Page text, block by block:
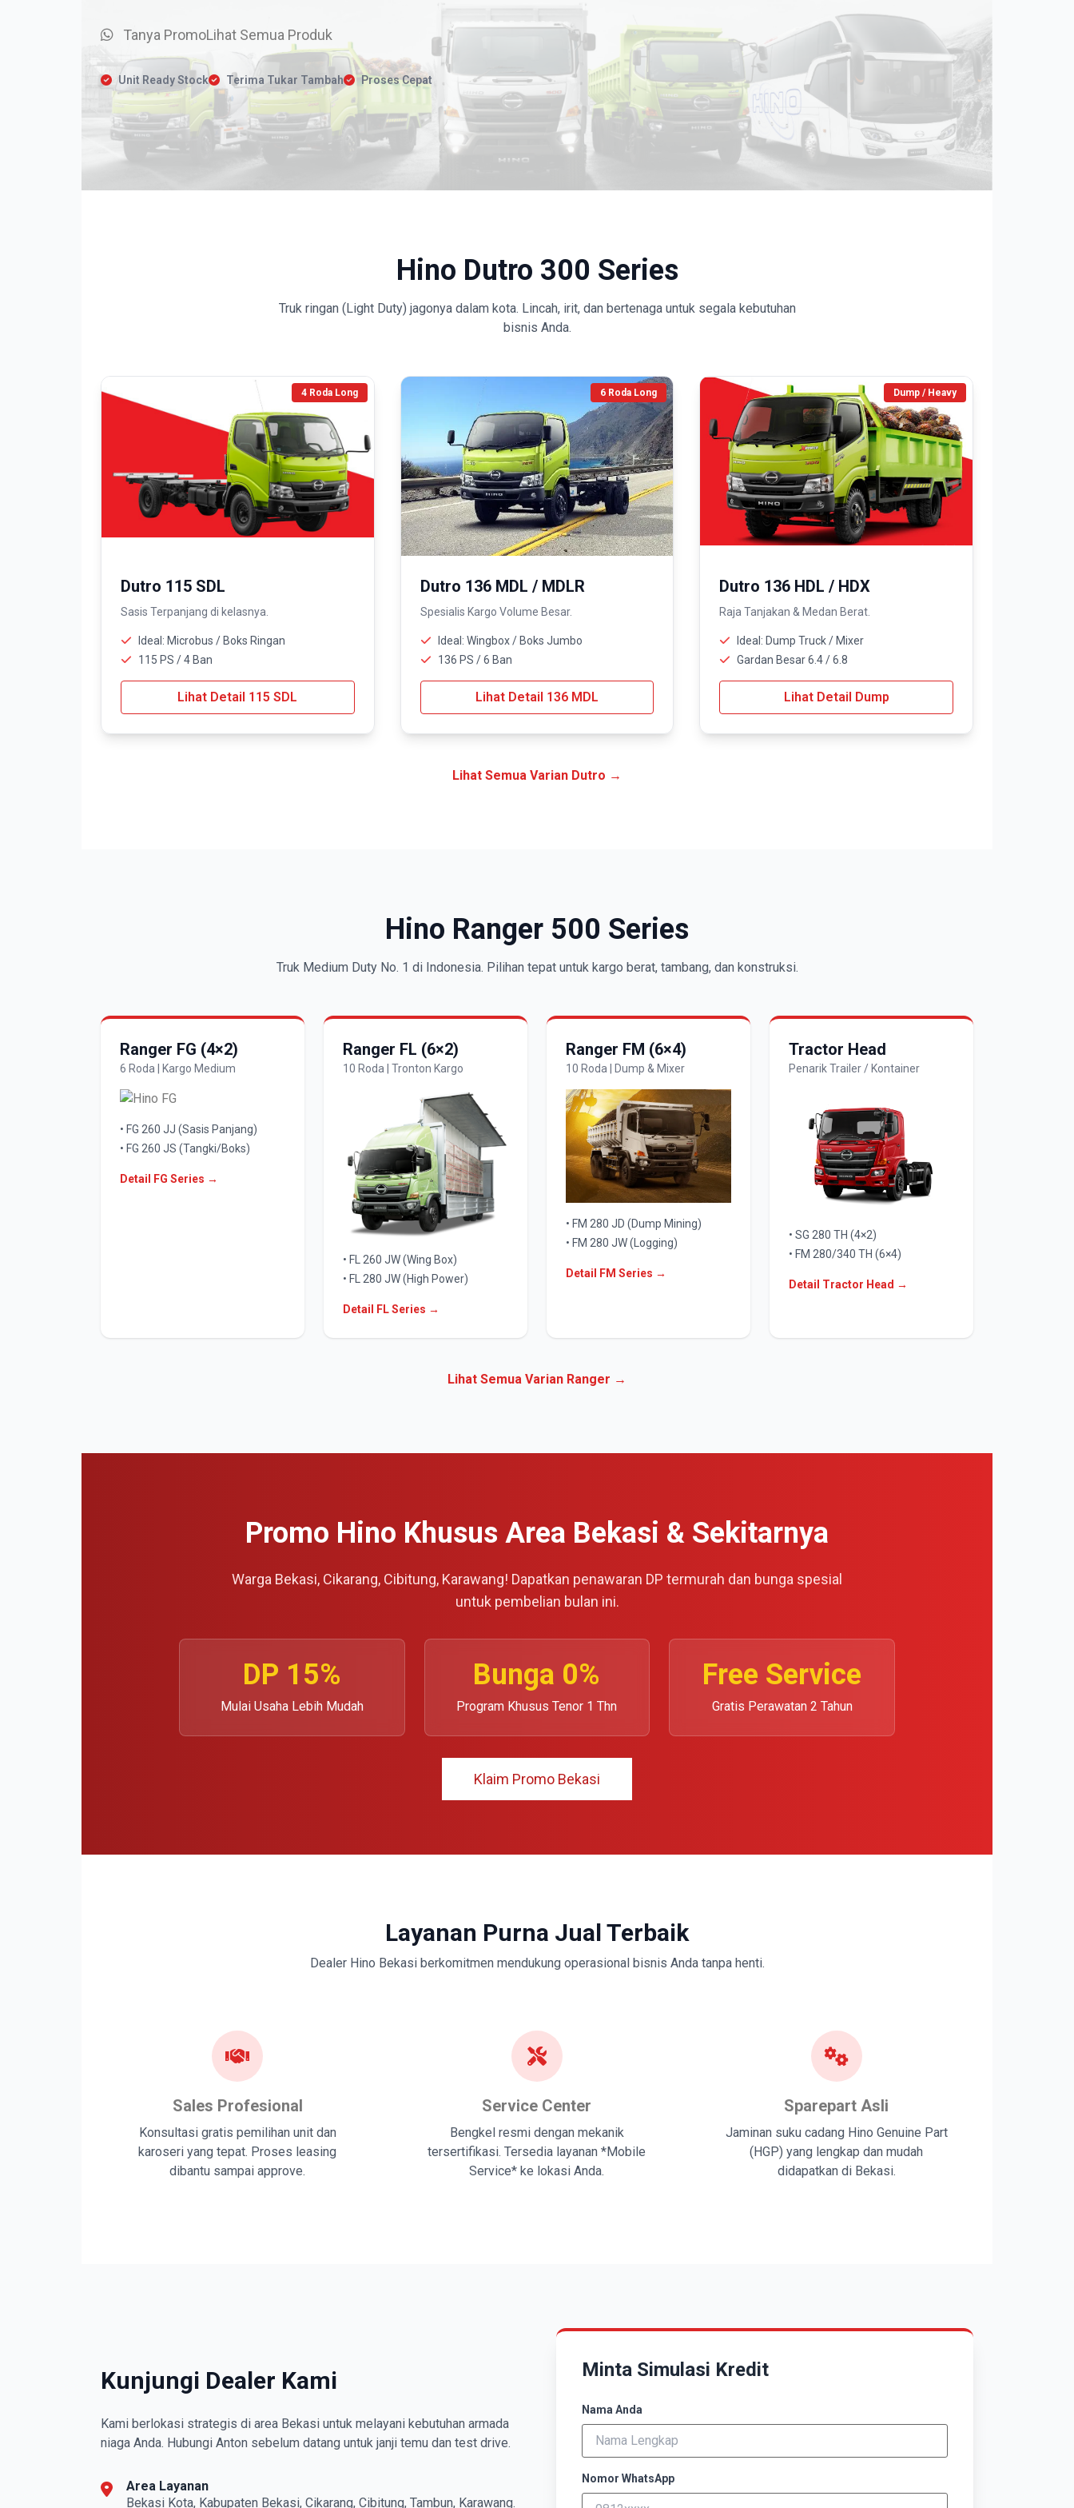
Tanya PromoLihat Semua Produk
Unit Ready Stock Terima Tukar Tambah Proses Cepat
Hino Dutro 300 Series
Truk ringan (Light Duty) jagonya dalam kota. Lincah, irit, dan bertenaga untuk segala kebutuhan
bisnis Anda.
4 Roda Long
Dutro 115 SDL
Sasis Terpanjang di kelasnya.
Ideal: Microbus / Boks Ringan
115 PS / 4 Ban
Lihat Detail 115 SDL
6 Roda Long
Dutro 136 MDL / MDLR
Spesialis Kargo Volume Besar.
Ideal: Wingbox / Boks Jumbo
136 PS / 6 Ban
Lihat Detail 136 MDL
Dump / Heavy
Dutro 136 HDL / HDX
Raja Tanjakan & Medan Berat.
Ideal: Dump Truck / Mixer
Gardan Besar 6.4 / 6.8
Lihat Detail Dump
Lihat Semua Varian Dutro →
Hino Ranger 500 Series
Truk Medium Duty No. 1 di Indonesia. Pilihan tepat untuk kargo berat, tambang, dan konstruksi.
Ranger FG (4×2)
6 Roda | Kargo Medium
• FG 260 JJ (Sasis Panjang)
• FG 260 JS (Tangki/Boks)
Detail FG Series →
Ranger FL (6×2)
10 Roda | Tronton Kargo
• FL 260 JW (Wing Box)
• FL 280 JW (High Power)
Detail FL Series →
Ranger FM (6×4)
10 Roda | Dump & Mixer
• FM 280 JD (Dump Mining)
• FM 280 JW (Logging)
Detail FM Series →
Tractor Head
Penarik Trailer / Kontainer
• SG 280 TH (4×2)
• FM 280/340 TH (6×4)
Detail Tractor Head →
Lihat Semua Varian Ranger →
Promo Hino Khusus Area Bekasi & Sekitarnya
Warga Bekasi, Cikarang, Cibitung, Karawang! Dapatkan penawaran DP termurah dan bunga spesial
untuk pembelian bulan ini.
DP 15%
Mulai Usaha Lebih Mudah
Bunga 0%
Program Khusus Tenor 1 Thn
Free Service
Gratis Perawatan 2 Tahun
Klaim Promo Bekasi
Layanan Purna Jual Terbaik
Dealer Hino Bekasi berkomitmen mendukung operasional bisnis Anda tanpa henti.
Sales Profesional
Konsultasi gratis pemilihan unit dan
karoseri yang tepat. Proses leasing
dibantu sampai approve.
Service Center
Bengkel resmi dengan mekanik
tersertifikasi. Tersedia layanan *Mobile
Service* ke lokasi Anda.
Sparepart Asli
Jaminan suku cadang Hino Genuine Part
(HGP) yang lengkap dan mudah
didapatkan di Bekasi.
Kunjungi Dealer Kami
Kami berlokasi strategis di area Bekasi untuk melayani kebutuhan armada
niaga Anda. Hubungi Anton sebelum datang untuk janji temu dan test drive.
Area Layanan
Bekasi Kota, Kabupaten Bekasi, Cikarang, Cibitung, Tambun, Karawang.
Minta Simulasi Kredit
Nama Anda
Nomor WhatsApp